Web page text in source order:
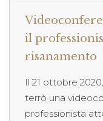
il
risanamento
Il 21 ottobre
terrò una
professionista